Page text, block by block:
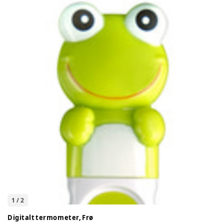
1 /2
Digitalt termometer, Frø